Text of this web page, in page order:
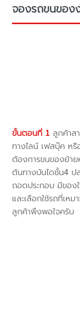
จองรถขนขอ
ขั้นตอนที่ 1 ลูกค้าส
ทางไลน์ เฟสบุ๊ค ห
ต้องการขนของย้า
ต้นทางบันไดชั้น4 ป
ถอดประกอบ มีของ
และเลือกใช้รถที่เห
ลูกค้าพึงพอใจครับ